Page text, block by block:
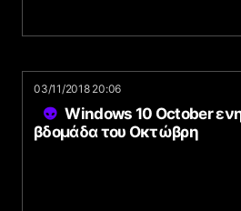
03/11/2018 20:06
Windows 10 October
βδομάδα του Οκτώβρη